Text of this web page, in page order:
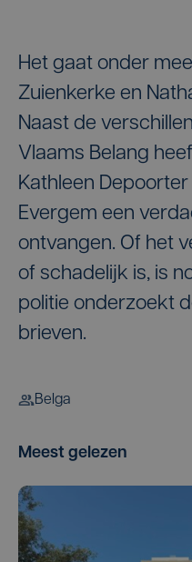
Het gaat onder
Zuienkerke en
Naast de
Vlaams Belang
Kathleen
Evergem een
ontvangen. Of het
of schadelijk is, is
politie onderzoekt
brieven.
Belga
Meest gelezen